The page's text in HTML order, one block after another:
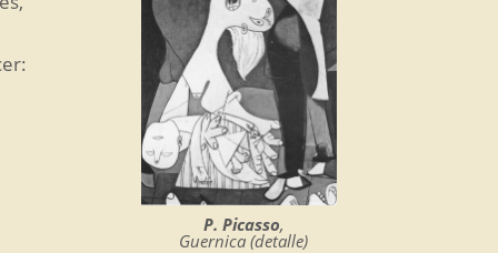
P. Picasso,
Guernica (detalle)